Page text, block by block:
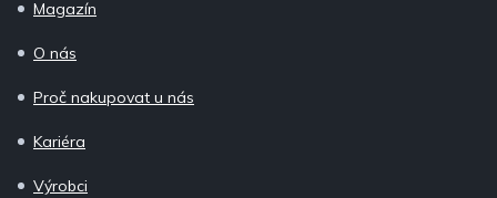
Magazín
O nás
Proč nakupovat u nás
Kariéra
Výrobci